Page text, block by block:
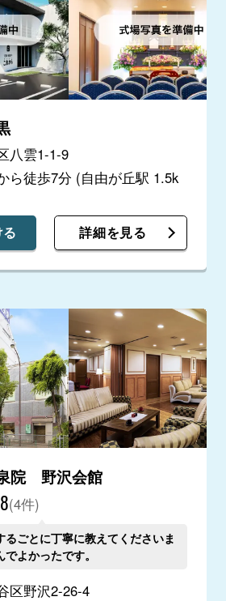
八雲1-1-9
ら徒歩7分 (自由が丘駅 1.5k
詳細を見る
院 野沢会館
(4件)
るごとに丁寧に教えてくださいま
でよかったです。
区野沢2-26-4